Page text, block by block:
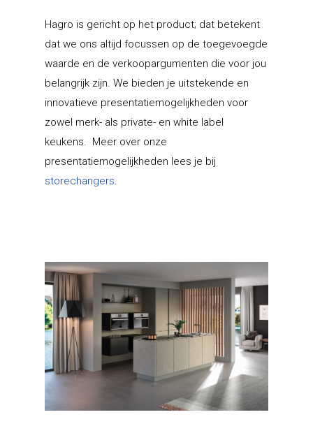
Hagro is gericht op het product; dat betekent
dat we ons altijd focussen op de toegevoegde
waarde en de verkoopargumenten die voor jou
belangrijk zijn. We bieden je uitstekende en
innovatieve presentatiemogelijkheden voor
zowel merk- als private- en white label
keukens. Meer over onze
presentatiemogelijkheden lees je bij
storechangers